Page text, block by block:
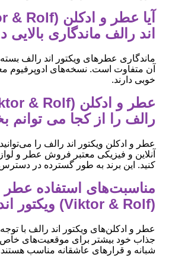
اند رالف ماندگاری بالایی
ماندگاری عطرهای ویکتور اند رالف
آن متفاوت است. نسخه‌های ادوپرفیوم
خوبی دارند.
رالف را از کجا می توانم
عطر و ادکلن ویکتور اند رالف را
آنلاین و فیزیکی معتبر فروش عطر و
کنید. این برند به طور گسترده در
مناسبت‌های استفاده عطر
(Viktor & Rolf) ویکتور اند رالف
عطر و ادکلن‌های ویکتور اند رالف با
جذاب خود بیشتر برای موقعیت‌های
شبانه و قرارهای عاشقانه مناسب